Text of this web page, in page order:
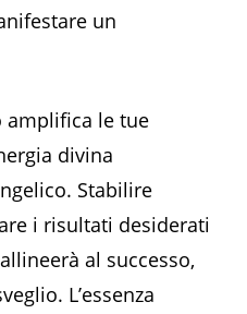
un
amplifica le tue
divina
Stabilire
i risultati desiderati
al successo,
L’essenza